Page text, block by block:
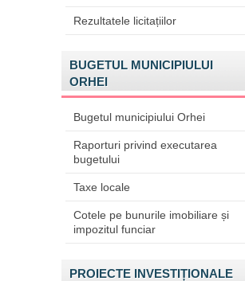
Rezultatele licitațiilor
BUGETUL MUNICIPIULUI
ORHEI
Bugetul municipiului Orhei
Raporturi privind executarea
bugetului
Taxe locale
Cotele pe bunurile imobiliare și
impozitul funciar
PROIECTE INVESTIȚIONALE